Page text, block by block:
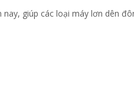
giúp các loại máy lơn dên